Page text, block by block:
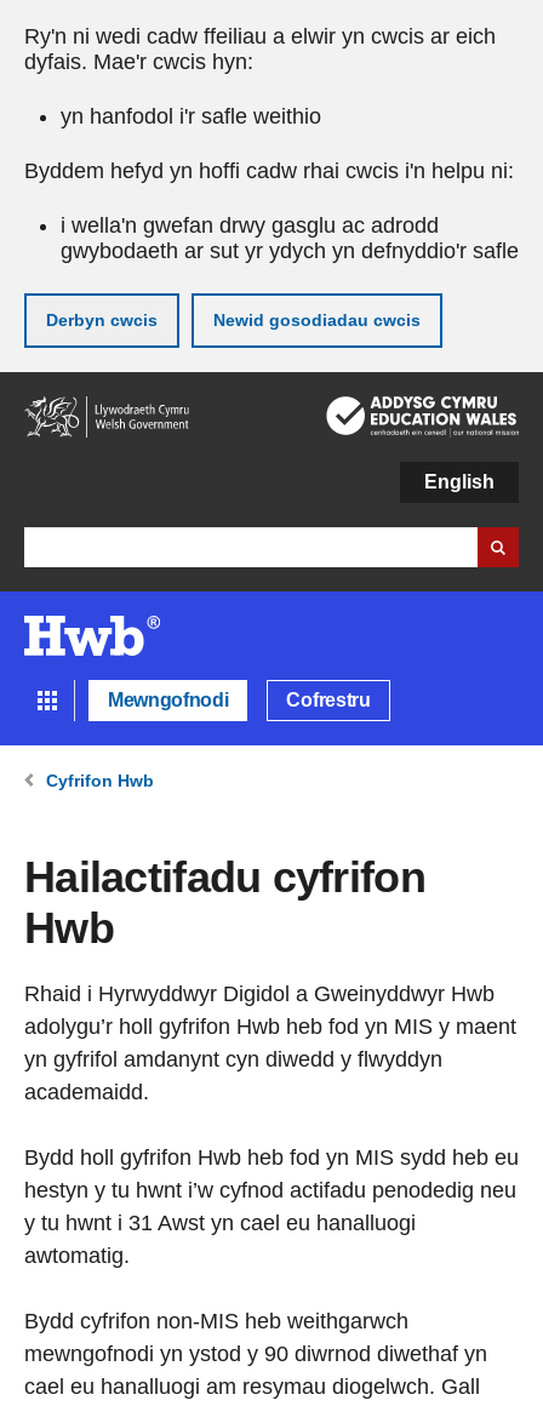
Ry'n ni wedi cadw ffeiliau a elwir yn cwcis ar eich
dyfais. Mae'r cwcis hyn:
yn hanfodol i'r safle weithio
Byddem hefyd yn hoffi cadw rhai cwcis i'n helpu ni:
i wella'n gwefan drwy gasglu ac adrodd
gwybodaeth ar sut yr ydych yn defnyddio'r safle
Derbyn cwcis Newid gosodiadau cwcis
Neidio
i'r
prif
English
Mewngofnodi Cofrestru
Cyfrifon Hwb
Hailactifadu cyfrifon
Hwb
Rhaid i Hyrwyddwyr Digidol a Gweinyddwyr Hwb
adolygu’r holl gyfrifon Hwb heb fod yn MIS y maent
yn gyfrifol amdanynt cyn diwedd y flwyddyn
academaidd.
Bydd holl gyfrifon Hwb heb fod yn MIS sydd heb eu
hestyn y tu hwnt i’w cyfnod actifadu penodedig neu
y tu hwnt i 31 Awst yn cael eu hanalluogi
awtomatig.
Bydd cyfrifon non-MIS heb weithgarwch
mewngofnodi yn ystod y 90 diwrnod diwethaf yn
cael eu hanalluogi am resymau diogelwch. Gall